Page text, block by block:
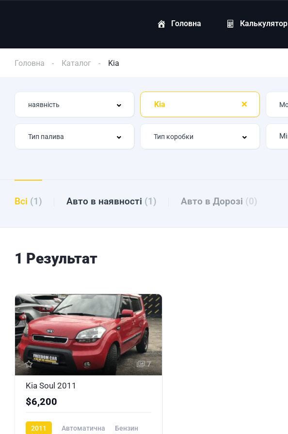
Головна Калькулятор
Головна Каталог Kia
Kia
Всі (1) Авто в наявності (1) Авто в Дорозі (0)
1 Результат
7
Kia Soul 2011
$6,200
2011 Автоматична Бензин